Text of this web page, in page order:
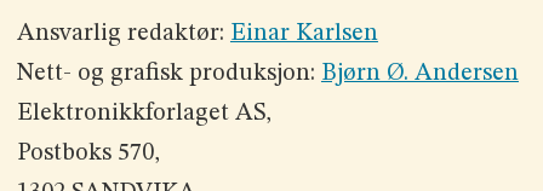
Ansvarlig redaktør: Einar Karlsen
Nett- og grafisk produksjon: Bjørn Ø. Andersen
Elektronikkforlaget AS,
Postboks 570,